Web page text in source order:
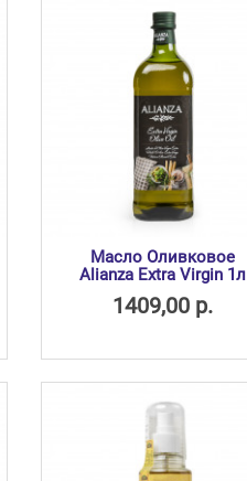
Масло Оливковое
Alianza Extra Virgin 1л
1409,00 р.